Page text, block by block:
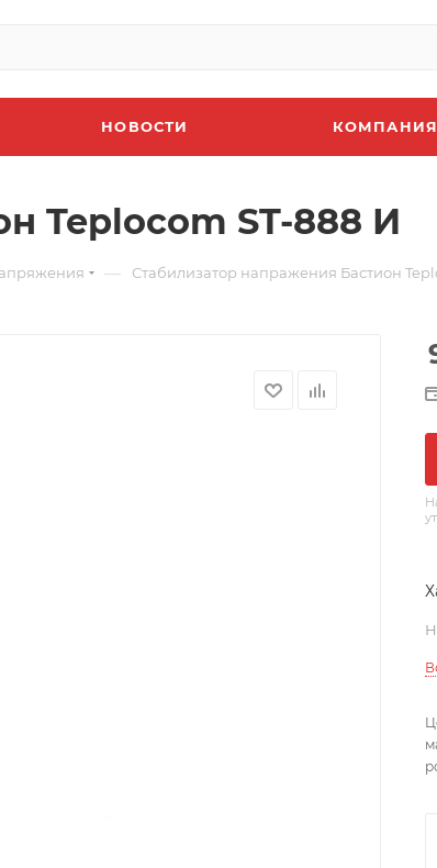
НОВОСТИ КОМПАНИЯ
Teplocom ST-888 И
— Стабилизатор напражения Бастион